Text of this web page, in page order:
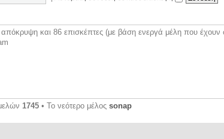
και 86 επισκέπτες (με βάση ενεργά μέλη που έχουν
1745 • Το νεότερο μέλος sonap